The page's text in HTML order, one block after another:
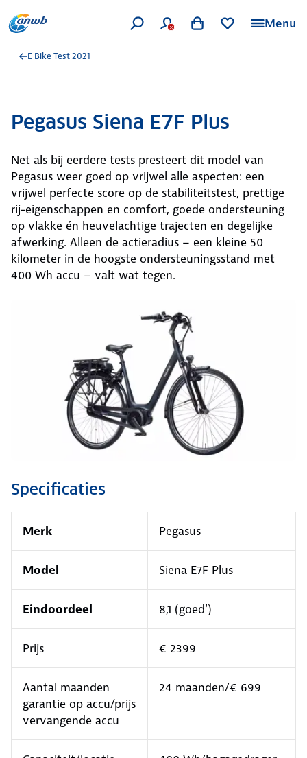
Menu
E Bike Test 2021
Pegasus Siena E7F Plus
Net als bij eerdere tests presteert dit model van
Pegasus weer goed op vrijwel alle aspecten: een
vrijwel perfecte score op de stabiliteitstest, prettige
rij-eigenschappen en comfort, goede ondersteuning
op vlakke én heuvelachtige trajecten en degelijke
afwerking. Alleen de actieradius – een kleine 50
kilometer in de hoogste ondersteuningsstand met
400 Wh accu – valt wat tegen.
Specificaties
Merk Pegasus
Model Siena E7F Plus
Eindoordeel 8,1 (goed')
Prijs € 2399
Aantal maanden
garantie op accu/prijs
vervangende accu
24 maanden/€ 699